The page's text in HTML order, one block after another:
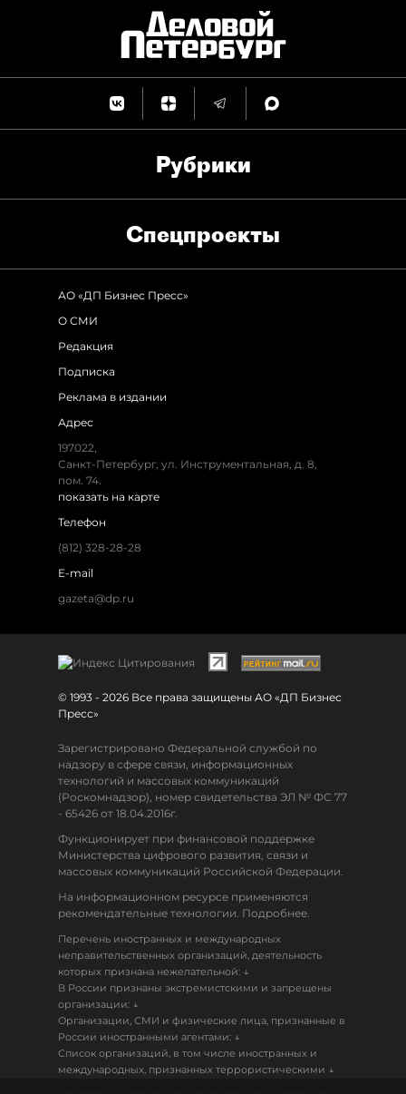
Рубрики
Спец­проекты
АО «ДП Бизнес Пресс»
О СМИ
Редакция
Подписка
Реклама в издании
Адрес
197022,
Санкт-Петербург, ул. Инструментальная, д. 8,
пом. 74.
показать на карте
Телефон
(812) 328-28-28
E-mail
gazeta@dp.ru
© 1993 - 2026 Все права защищены АО «ДП Бизнес
Пресс»
Зарегистрировано Федеральной службой по
надзору в сфере связи, информационных
технологий и массовых коммуникаций
(Роскомнадзор), номер свидетельства ЭЛ № ФС 77
- 65426 от 18.04.2016г.
Функционирует при финансовой поддержке
Министерства цифрового развития, связи и
массовых коммуникаций Российской Федерации.
На информационном ресурсе применяются
рекомендательные технологии. Подробнее.
Перечень иностранных и международных
неправительственных организаций, деятельность
которых признана нежелательной: ↓
В России признаны экстремистскими и запрещены
организации: ↓
Организации, СМИ и физические лица, признанные в
России иностранными агентами: ↓
Список организаций, в том числе иностранных и
международных, признанных террористическими ↓